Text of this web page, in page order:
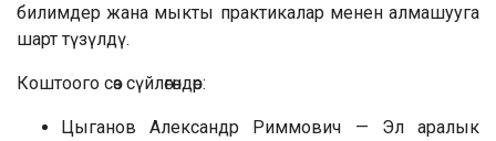
билимдер жана мыкты практикалар менен алмашууга
шарт түзүлдү.
Коштоого сөз сүйлөгөндөр:
Цыганов Александр Риммович — Эл аралык